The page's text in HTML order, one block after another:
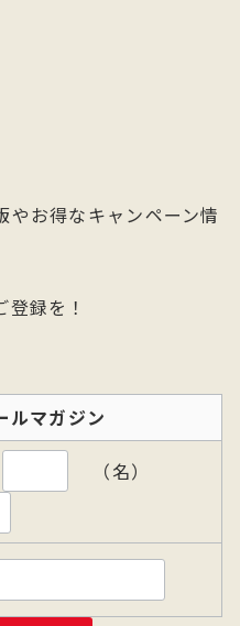
やお得なキャンペーン情
録を！
マガジン
（名）